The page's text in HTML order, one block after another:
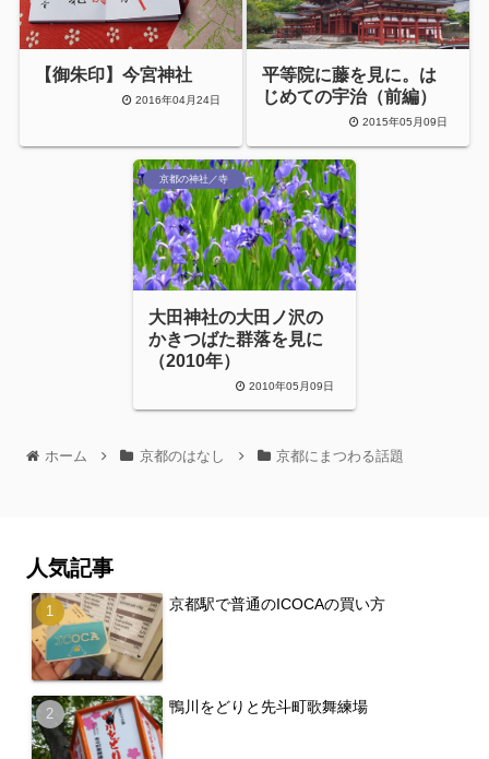
【御朱印】今宮神社
2016年04月24日
平等院に藤を見に。は
じめての宇治（前編）
2015年05月09日
京都の神社／寺
大田神社の大田ノ沢の
かきつばた群落を見に
（2010年）
2010年05月09日
ホーム 京都のはなし 京都にまつわる話題
人気記事
京都駅で普通のICOCAの買い方
鴨川をどりと先斗町歌舞練場